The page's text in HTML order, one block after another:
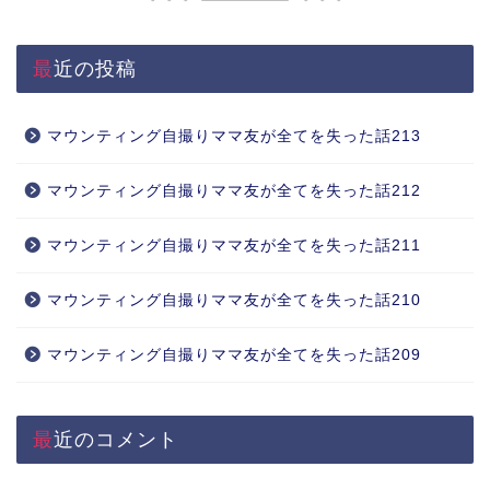
最近の投稿
マウンティング自撮りママ友が全てを失った話213
マウンティング自撮りママ友が全てを失った話212
マウンティング自撮りママ友が全てを失った話211
マウンティング自撮りママ友が全てを失った話210
マウンティング自撮りママ友が全てを失った話209
最近のコメント